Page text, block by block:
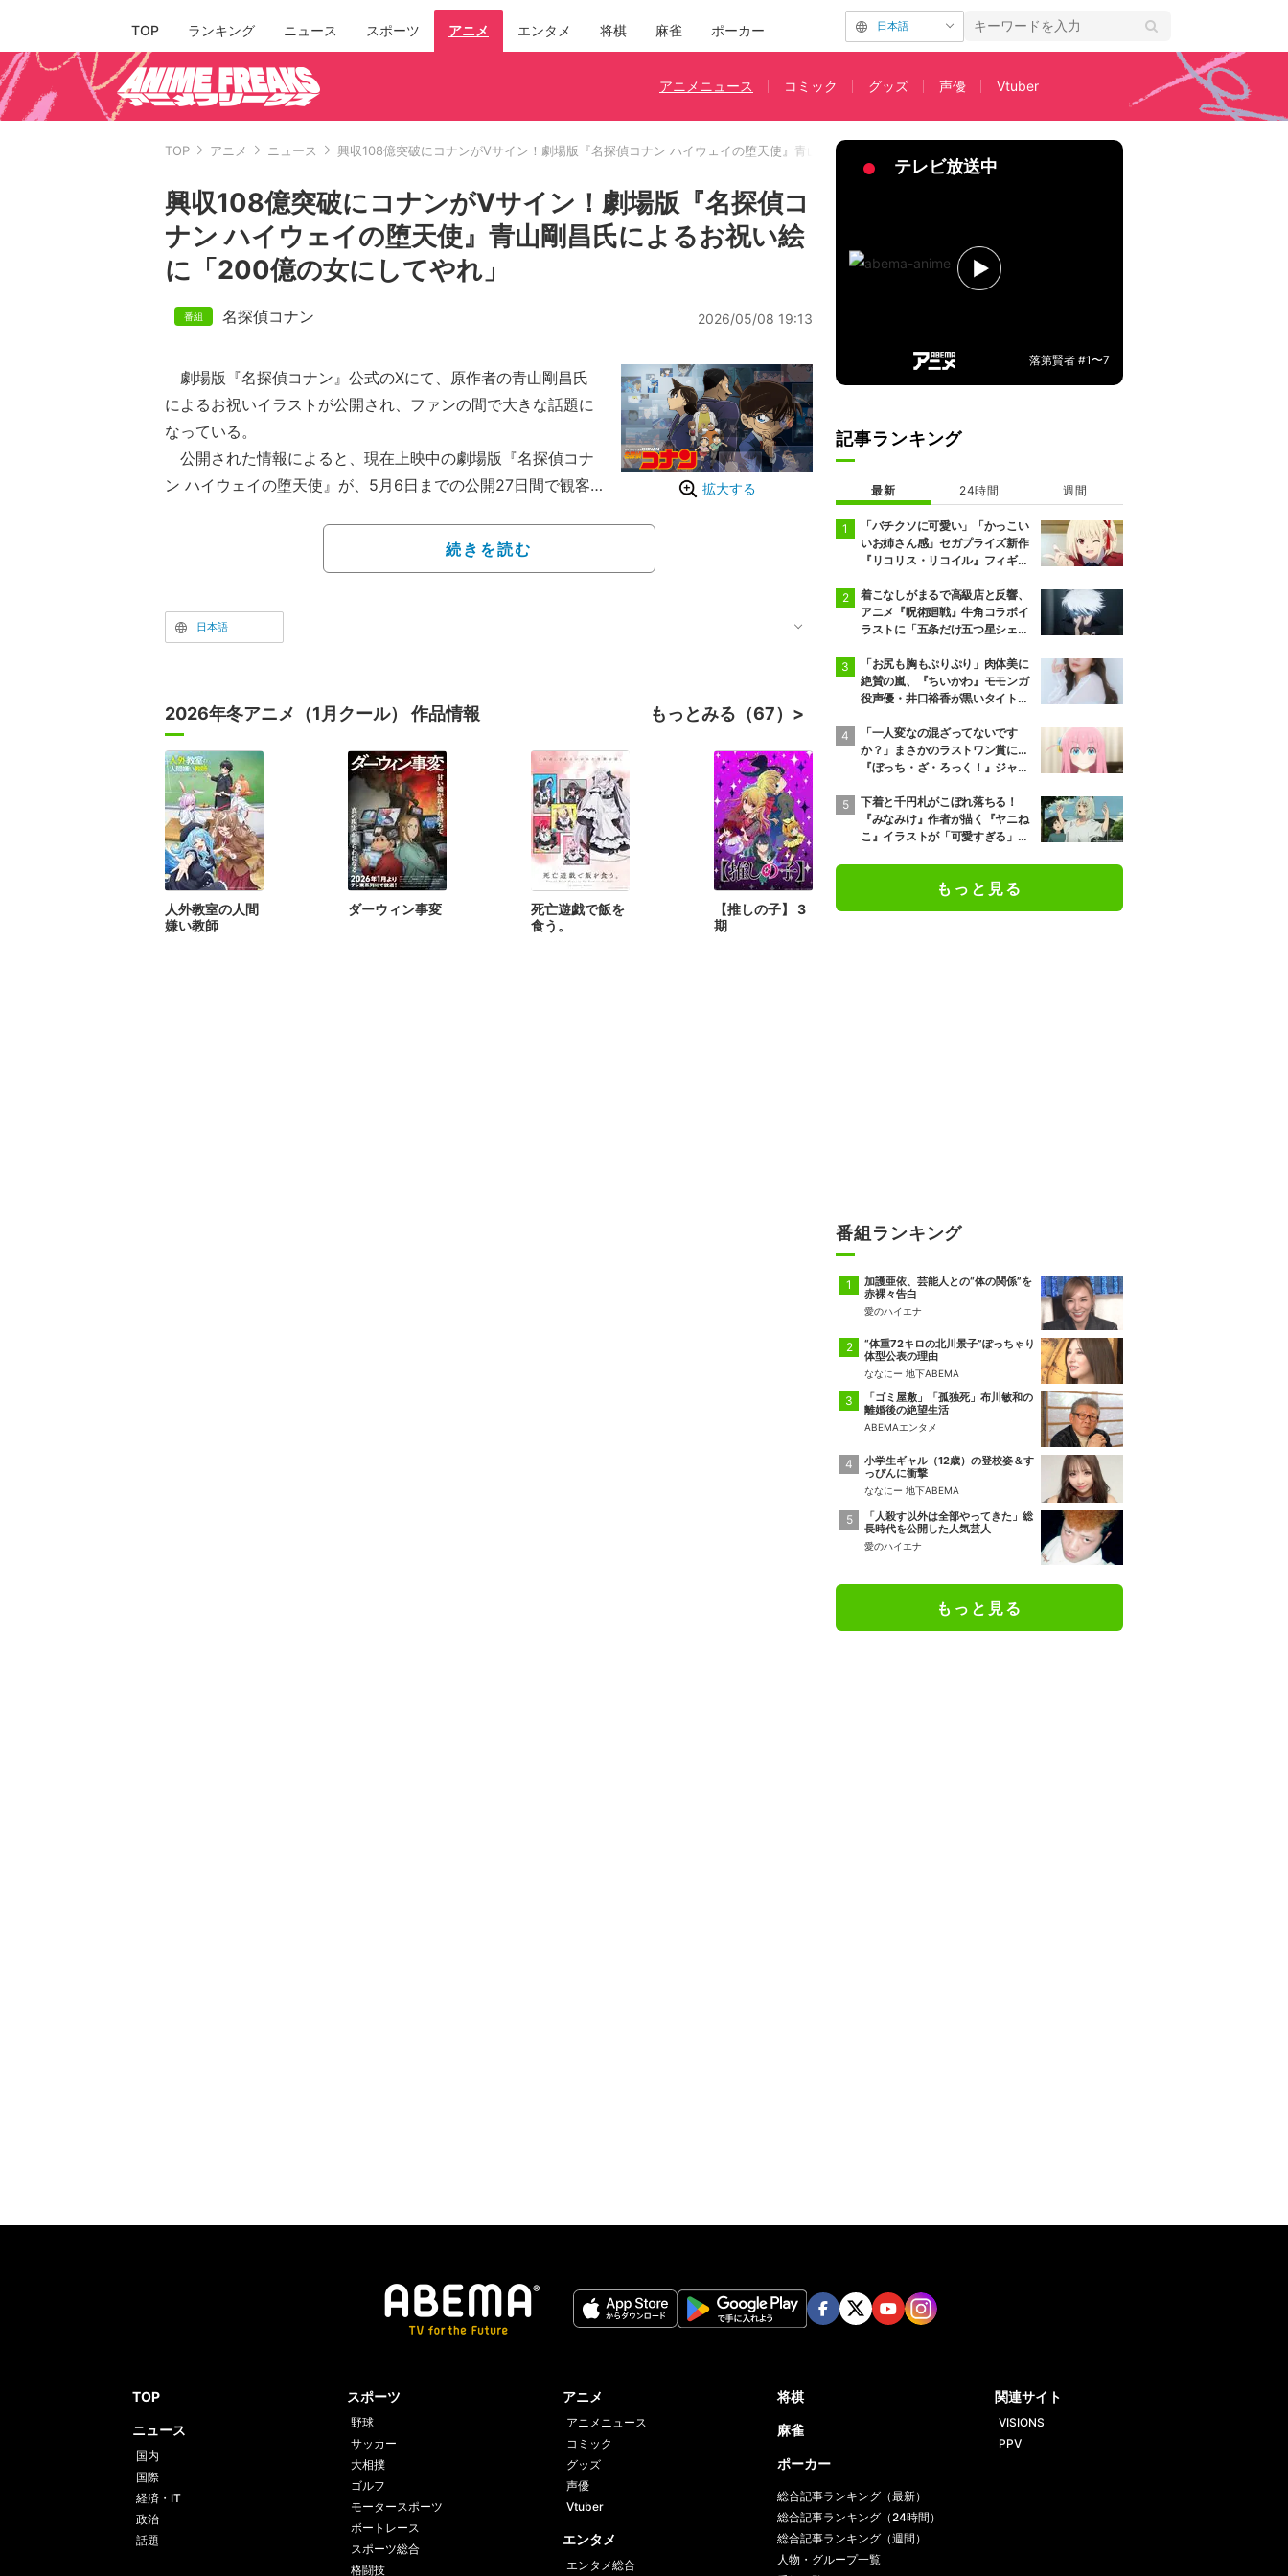
TOP ランキング ニュース スポーツ アニメ エンタメ 将棋 麻雀 ポーカー 日本語
アニメニュース コミック グッズ 声優 Vtuber
TOP アニメ ニュース 興収108億突破にコナンがVサイン！劇場版『名探偵コナン ハイウェイの堕天使』青山剛昌氏によるお祝い絵に「200億の女にしてやれ」
興収108億突破にコナンがVサイン！劇場版『名探偵コ
ナン ハイウェイの堕天使』青山剛昌氏によるお祝い絵
に「200億の女にしてやれ」
名探偵コナン 2026/05/08 19:13
拡大する
劇場版『名探偵コナン』公式のXにて、原作者の青山剛昌氏
によるお祝いイラストが公開され、ファンの間で大きな話題に
なっている。
公開された情報によると、現在上映中の劇場版『名探偵コナ
ン ハイウェイの堕天使』が、5月6日までの公開27日間で観客
これにより、前人未到となる4年連続での興行収入100億円突破
を達成した形だ。同アカウントでは「皆さまの多大なる応援と
いる。
続きを読む
日本語
2026年冬アニメ（1月クール） 作品情報 もっとみる（67）
人外教室の人間
嫌い教師
ダーウィン事変
死亡遊戯で飯を
食う。
【推しの子】 3
期
テレビ放送中
落第賢者 #1〜7
記事ランキング
最新 24時間 週間
「バチクソに可愛い」「かっこい
いお姉さん感」セガプライズ新作
『リコリス・リコイル』フィギュ
着こなしがまるで高級店と反響、
アニメ『呪術廻戦』牛角コラボイ
ラストに「五条だけ五つ星シェ
「お尻も胸もぷりぷり」肉体美に
絶賛の嵐、『ちいかわ』モモンガ
役声優・井口裕香が黒いタイトウ
「一人変なの混ざってないです
か？」まさかのラストワン賞に…
『ぼっち・ざ・ろっく！』ジャー
下着と千円札がこぼれ落ちる！
『みなみけ』作者が描く『ヤニね
こ』イラストが「可愛すぎる」
もっと見る
番組ランキング
加護亜依、芸能人との“体の関係”を
赤裸々告白
愛のハイエナ
“体重72キロの北川景子”ぽっちゃり
体型公表の理由
ななにー 地下ABEMA
「ゴミ屋敷」「孤独死」布川敏和の
離婚後の絶望生活
ABEMAエンタメ
小学生ギャル（12歳）の登校姿＆す
っぴんに衝撃
ななにー 地下ABEMA
「人殺す以外は全部やってきた」総
長時代を公開した人気芸人
愛のハイエナ
もっと見る
TOP
ニュース
国内
国際
経済・IT
政治
話題
スポーツ
野球
サッカー
大相撲
ゴルフ
モータースポーツ
ボートレース
スポーツ総合
格闘技
アニメ
アニメニュース
コミック
グッズ
声優
Vtuber
エンタメ
エンタメ総合
将棋
麻雀
ポーカー
総合記事ランキング（最新）
総合記事ランキング（24時間）
総合記事ランキング（週間）
人物・グループ一覧
関連サイト
VISIONS
PPV